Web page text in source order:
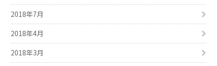
2018年7月
2018年4月
2018年3月